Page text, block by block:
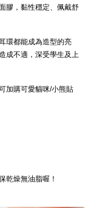
膠，黏性穩定、佩戴舒
環都能成為造型的亮
成不適，深受學生及上
加購可愛貓咪/小熊貼
乾燥無油脂喔！